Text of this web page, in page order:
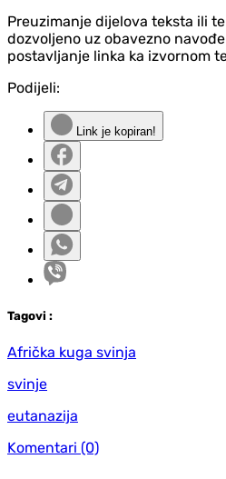
Preuzimanje dijelova teksta ili
dozvoljeno uz obavezno
postavljanje linka ka izvornom
Podijeli:
Link je kopiran!
Tagovi :
Afrička kuga svinja
svinje
eutanazija
Komentari (0)